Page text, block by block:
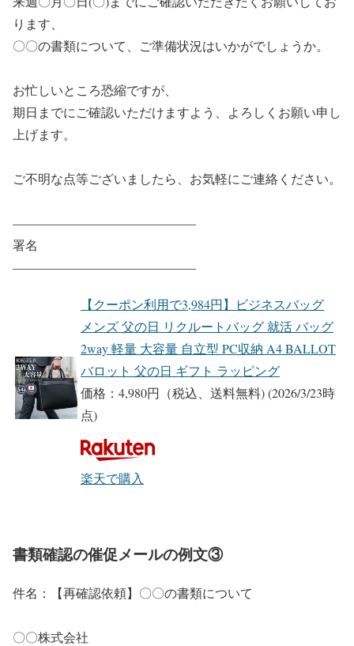
ります、
〇〇の書類について、ご準備状況はいかがでしょうか。
お忙しいところ恐縮ですが、
期日までにご確認いただけますよう、よろしくお願い申し
上げます。
ご不明な点等ございましたら、お気軽にご連絡ください。
——————————————–
署名
——————————————–
【クーポン利用で3,984円】ビジネスバッグ
メンズ 父の日 リクルートバッグ 就活 バッグ
2way 軽量 大容量 自立型 PC収納 A4 BALLOT
バロット 父の日 ギフト ラッピング
価格：4,980円（税込、送料無料)(2026/3/23時
点)
楽天で購入
書類確認の催促メールの例文③
件名：【再確認依頼】〇〇の書類について
〇〇株式会社